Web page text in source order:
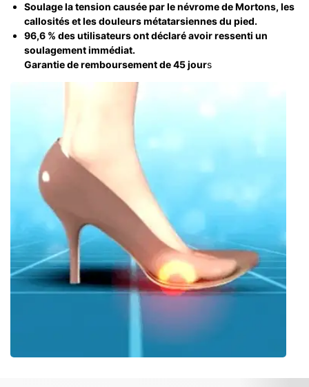
Soulage la tension causée par le névrome de Mortons, les
callosités et les douleurs métatarsiennes du pied.
96,6 % des utilisateurs ont déclaré avoir ressenti un
soulagement immédiat.
Garantie de remboursement de 45 jours